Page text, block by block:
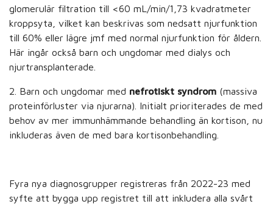
glomerulär filtration till <60 mL/min/1,73 kvadratmeter
kroppsyta, vilket kan beskrivas som nedsatt njurfunktion
till 60% eller lägre jmf med normal njurfunktion för åldern.
Här ingår också barn och ungdomar med dialys och
njurtransplanterade.
2. Barn och ungdomar med nefrotiskt syndrom (massiva
proteinförluster via njurarna). Initialt prioriterades de med
behov av mer immunhämmande behandling än kortison, nu
inkluderas även de med bara kortisonbehandling.
Fyra nya diagnosgrupper registreras från 2022-23 med
syfte att bygga upp registret till att inkludera alla svårt